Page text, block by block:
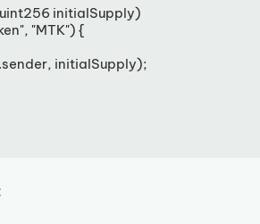
initialSupply)
"MTK") {
initialSupply);